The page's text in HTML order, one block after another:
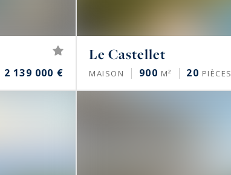
2 139 000 €
Le Castellet
MAISON 900 M² 20 PIÈCES